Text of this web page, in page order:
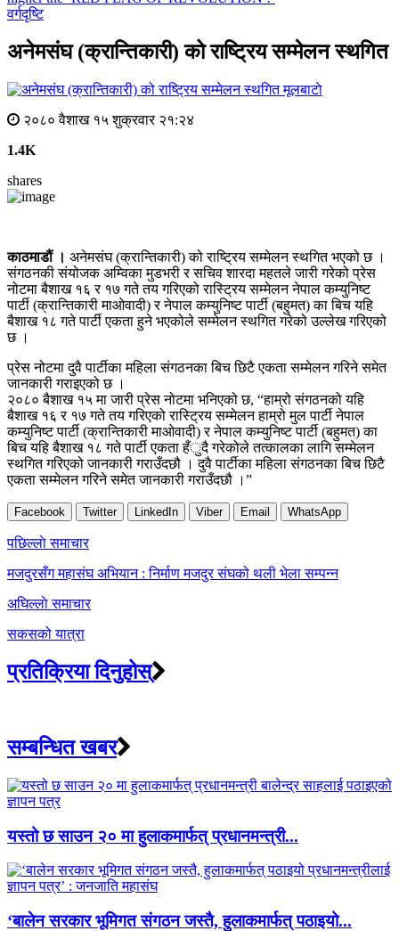
वर्गदृष्टि
अनेमसंघ (क्रान्तिकारी) को राष्ट्रिय सम्मेलन स्थगित
मूलबाटाे
२०८० वैशाख १५ शुक्रवार २१:२४
1.4K
shares
काठमाडौं । अनेमसंघ (क्रान्तिकारी) को राष्ट्रिय सम्मेलन स्थगित भएको छ ।
संगठनकी संयोजक अम्विका मुडभरी र सचिव शारदा महतले जारी गरेको प्रेस
नोटमा बैशाख १६ र १७ गते तय गरिएको रास्ट्रिय सम्मेलन नेपाल कम्युनिष्ट
पार्टी (क्रान्तिकारी माओवादी) र नेपाल कम्युनिष्ट पार्टी (बहुमत) का बिच यहि
बैशाख १८ गते पार्टी एकता हुने भएकोले सम्मेलन स्थगित गरेको उल्लेख गरिएको
छ ।
प्रेस नोटमा दुवै पार्टीका महिला संगठनका बिच छिटै एकता सम्मेलन गरिने समेत
जानकारी गराइएको छ ।
२०८० बैशाख १५ मा जारी प्रेस नोटमा भनिएको छ, “हाम्रो संगठनको यहि
बैशाख १६ र १७ गते तय गरिएको रास्ट्रिय सम्मेलन हाम्रो मुल पार्टी नेपाल
कम्युनिष्ट पार्टी (क्रान्तिकारी माओवादी) र नेपाल कम्युनिष्ट पार्टी (बहुमत) का
बिच यहि बैशाख १८ गते पार्टी एकता हँुदै गरेकोले तत्कालका लागि सम्मेलन
स्थगित गरिएको जानकारी गराउँदछौ । दुवै पार्टीका महिला संगठनका बिच छिटै
एकता सम्मेलन गरिने समेत जानकारी गराउँदछौ ।”
Facebook Twitter LinkedIn Viber Email WhatsApp
Post
navigation
पछिल्लाे समाचार
मजदुरसँग महासंघ अभियान : निर्माण मजदुर संघको थली भेला सम्पन्न
अघिल्लाे समाचार
सकसको यात्रा
प्रतिक्रिया दिनुहोस्
सम्बन्धित खबर
यस्तो छ साउन २० मा हुलाकमार्फत् प्रधानमन्त्री...
‘बालेन सरकार भूमिगत संगठन जस्तै, हुलाकमार्फत् पठाइयो...